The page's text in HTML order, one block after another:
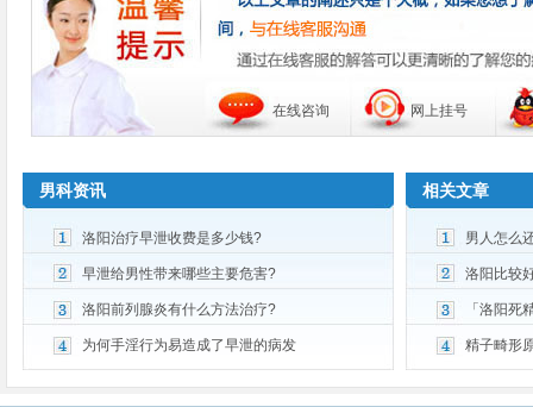
在线咨询 网上挂号
男科资讯
洛阳治疗早泄收费是多少钱?
早泄给男性带来哪些主要危害?
洛阳前列腺炎有什么方法治疗?
为何手淫行为易造成了早泄的病发
相关文章
男人怎么
洛阳比较
「洛阳死
精子畸形